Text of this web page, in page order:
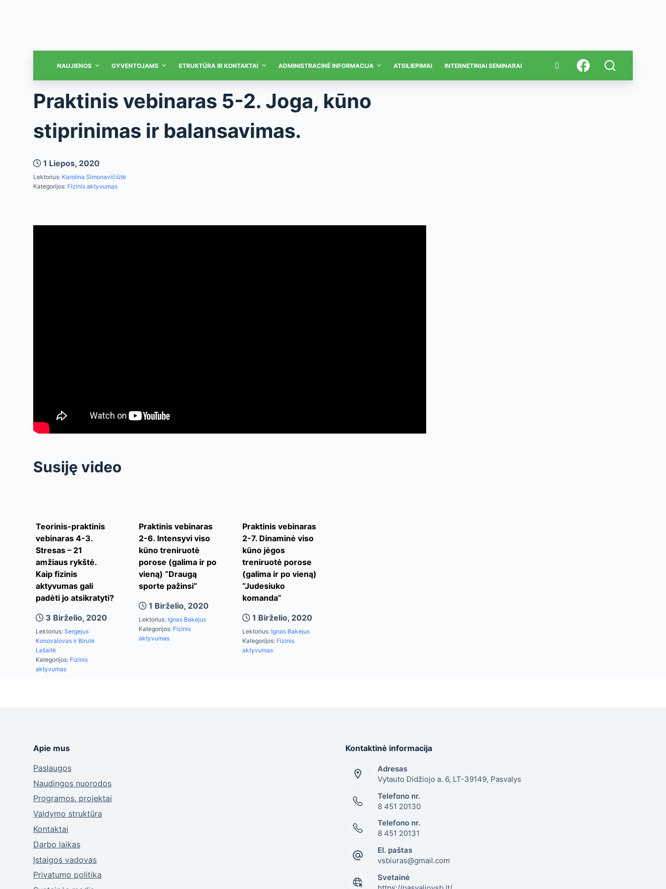
NAUJIENOS GYVENTOJAMS STRUKTŪRA IR KONTAKTAI ADMINISTRACINĖ INFORMACIJA ATSILIEPIMAI INTERNETINIAI SEMINARAI
Praktinis vebinaras 5-2. Joga, kūno
stiprinimas ir balansavimas.
1 Liepos, 2020
Lektorius: Karolina Simonavičiūtė
Kategorijos: Fizinis aktyvumas
Susiję video
Teorinis-praktinis
vebinaras 4-3.
Stresas – 21
amžiaus rykštė.
Kaip fizinis
aktyvumas gali
padėti jo atsikratyti?
3 Birželio, 2020
Lektorius:Sergejus
Konovalovas ir Birutė
Lašaitė
Kategorijos: Fizinis
aktyvumas
Praktinis vebinaras
2-6. Intensyvi viso
kūno treniruotė
porose (galima ir po
vieną) “Draugą
sporte pažinsi”
1 Birželio, 2020
Lektorius: Ignas Bakėjus
Kategorijos: Fizinis
aktyvumas
Praktinis vebinaras
2-7. Dinaminė viso
kūno jėgos
treniruotė porose
(galima ir po vieną)
“Judesiuko
komanda”
1 Birželio, 2020
Lektorius: Ignas Bakėjus
Kategorijos: Fizinis
aktyvumas
Apie mus
Paslaugos
Naudingos nuorodos
Programos, projektai
Valdymo struktūra
Kontaktai
Darbo laikas
Įstaigos vadovas
Privatumo politika
Kontaktinė informacija
Adresas
Vytauto Didžiojo a. 6, LT-39149, Pasvalys
Telefono nr.
8 451 20130
Telefono nr.
8 451 20131
El. paštas
vsbiuras@gmail.com
Svetainė